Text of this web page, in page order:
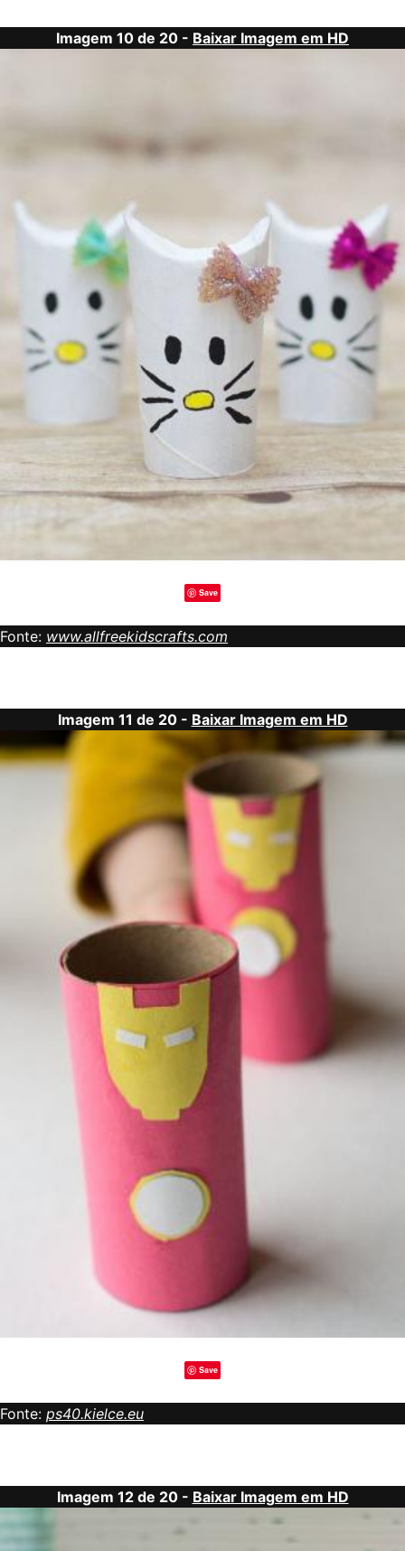
Imagem 10 de 20 - Baixar Imagem em HD
Save
Fonte: www.allfreekidscrafts.com
Imagem 11 de 20 - Baixar Imagem em HD
Save
Fonte: ps40.kielce.eu
Imagem 12 de 20 - Baixar Imagem em HD